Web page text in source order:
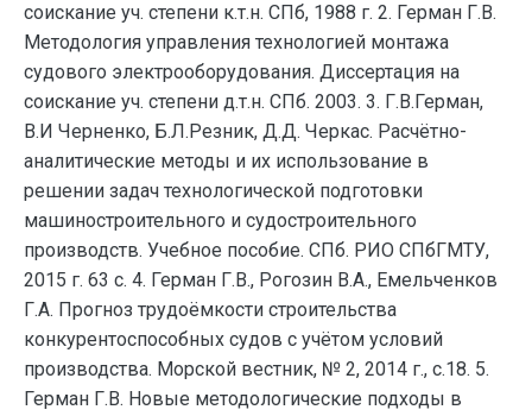
соискание уч. степени к.т.н. СПб, 1988 г. 2. Герман Г.В.
Методология управления технологией монтажа
судового электрооборудования. Диссертация на
соискание уч. степени д.т.н. СПб. 2003. 3. Г.В.Герман,
В.И Черненко, Б.Л.Резник, Д.Д. Черкас. Расчётно-
аналитические методы и их использование в
решении задач технологической подготовки
машиностроительного и судостроительного
производств. Учебное пособие. СПб. РИО СПбГМТУ,
2015 г. 63 с. 4. Герман Г.В., Рогозин В.А., Емельченков
Г.А. Прогноз трудоёмкости строительства
конкурентоспособных судов с учётом условий
производства. Морской вестник, № 2, 2014 г., с.18. 5.
Герман Г.В. Новые методологические подходы в